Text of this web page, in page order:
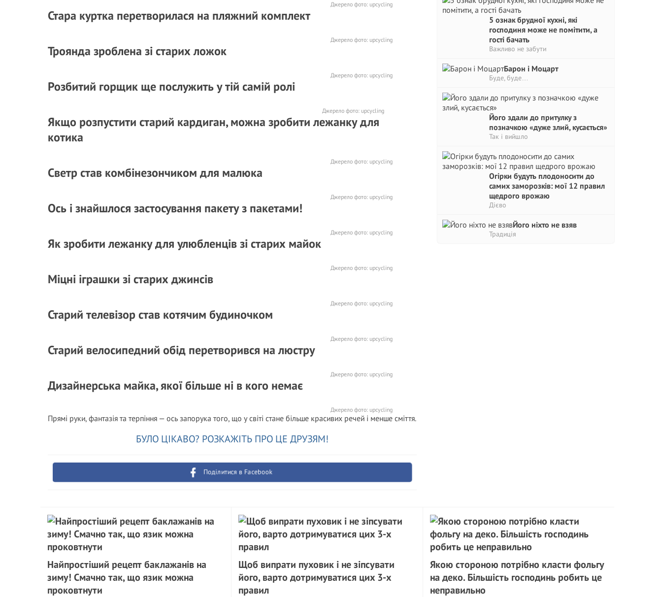
5 ознак брудної кухні, які
господиня може не помітити, а
гості бачать
Важливо не забути
Барон і Моцарт
Буде, буде…
Його здали до притулку з
позначкою «дуже злий, кусається»
Так і вийшло
Огірки будуть плодоносити до
самих заморозків: мої 12 правил
щедрого врожаю
Дієво
Його ніхто не взяв
Традиція
Джерело фото: upcycling
Стара куртка перетворилася на пляжний комплект
Джерело фото: upcycling
Троянда зроблена зі старих ложок
Джерело фото: upcycling
Розбитий горщик ще послужить у тій самій ролі
Джерело фото: upcycling
Якщо розпустити старий кардиган, можна зробити лежанку для
котика
Джерело фото: upcycling
Светр став комбінезончиком для малюка
Джерело фото: upcycling
Ось і знайшлося застосування пакету з пакетами!
Джерело фото: upcycling
Як зробити лежанку для улюбленців зі старих майок
Джерело фото: upcycling
Міцні іграшки зі старих джинсів
Джерело фото: upcycling
Старий телевізор став котячим будиночком
Джерело фото: upcycling
Старий велосипедний обід перетворився на люстру
Джерело фото: upcycling
Дизайнерська майка, якої більше ні в кого немає
Джерело фото: upcycling
Прямі руки, фантазія та терпіння — ось запорука того, що у світі стане більше красивих речей і менше сміття.
БУЛО ЦІКАВО? РОЗКАЖІТЬ ПРО ЦЕ ДРУЗЯМ!
Поділитися в Facebook
Найпростіший рецепт баклажанів на
зиму! Смачно так, що язик можна
проковтнути
Щоб випрати пуховик і не зіпсувати
його, варто дотримуватися цих 3-х
правил
Якою стороною потрібно класти фольгу
на деко. Більшість господинь робить це
неправильно